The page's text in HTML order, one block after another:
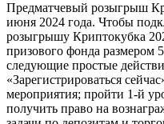
Предматчевый розыгрыш
июня 2024 года. Чтобы
розыгрышу Криптокубка
призового фонда
следующие простые
«Зарегистрироваться
мероприятия; пройти 1-й
получить право на